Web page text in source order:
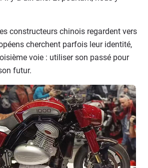
constructeurs chinois regardent vers
cherchent parfois leur identité,
voie : utiliser son passé pour
futur.